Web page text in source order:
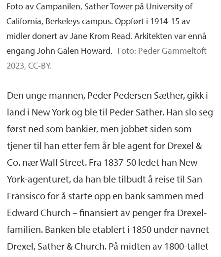
Foto av Campanilen, Sather Tower på University of
California, Berkeleys campus. Oppført i 1914-15 av
midler donert av Jane Krom Read. Arkitekten var ennå
engang John Galen Howard. Foto: Peder Gammeltoft
2023, CC-BY.
Den unge mannen, Peder Pedersen Sæther, gikk i
land i New York og ble til Peder Sather. Han slo seg
først ned som bankier, men jobbet siden som
tjener til han etter fem år ble agent for Drexel &
Co. nær Wall Street. Fra 1837-50 ledet han New
York-agenturet, da han ble tilbudt å reise til San
Fransisco for å starte opp en bank sammen med
Edward Church – finansiert av penger fra Drexel-
familien. Banken ble etablert i 1850 under navnet
Drexel, Sather & Church. På midten av 1800-tallet